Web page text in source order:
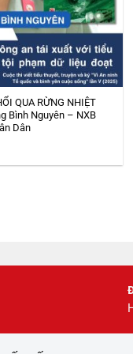
QUA RỪNG NHIỆT
Bình Nguyên – NXB
Dân